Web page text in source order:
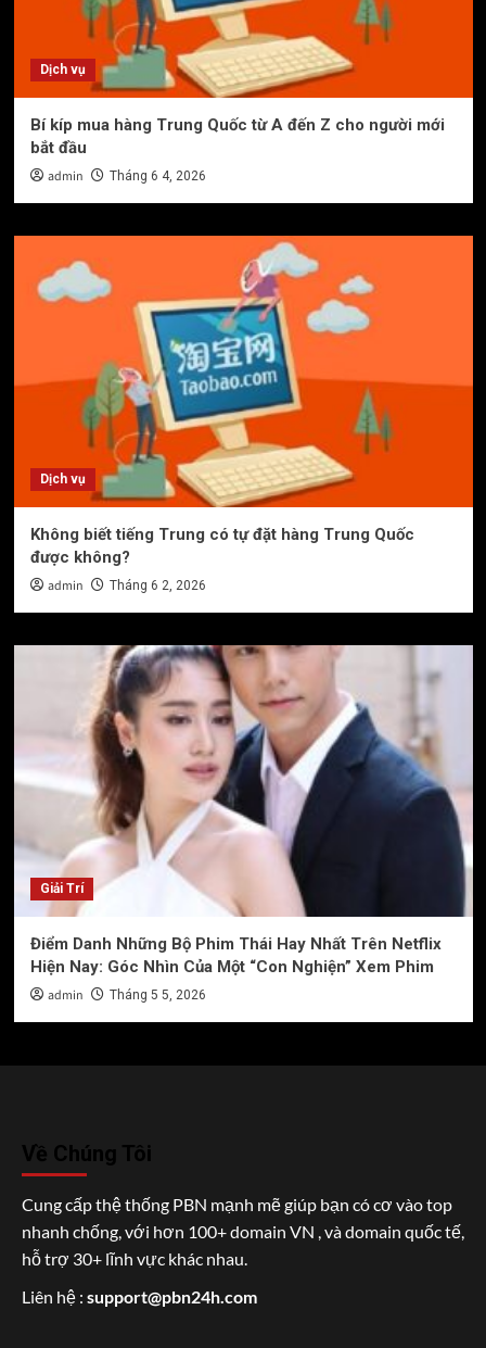
Dịch vụ
Bí kíp mua hàng Trung Quốc từ A đến Z cho người mới
bắt đầu
admin Tháng 6 4, 2026
Dịch vụ
Không biết tiếng Trung có tự đặt hàng Trung Quốc
được không?
admin Tháng 6 2, 2026
Giải Trí
Điểm Danh Những Bộ Phim Thái Hay Nhất Trên Netflix
Hiện Nay: Góc Nhìn Của Một “Con Nghiện” Xem Phim
admin Tháng 5 5, 2026
Về Chúng Tôi
Cung cấp thệ thống PBN mạnh mẽ giúp bạn có cơ vào top
nhanh chống, với hơn 100+ domain VN , và domain quốc tế,
hỗ trợ 30+ lĩnh vực khác nhau.
Liên hệ : support@pbn24h.com